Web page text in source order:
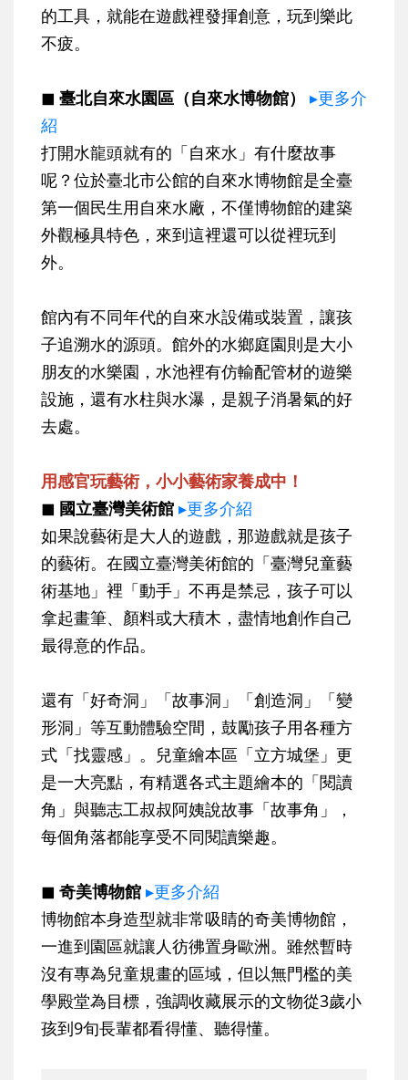
的工具，就能在遊戲裡發揮創意，玩到樂此
不疲。
◼ 臺北自來水園區（自來水博物館）
▸更多介
紹
打開水龍頭就有的「自來水」有什麼故事
呢？位於臺北市公館的自來水博物館是全臺
第一個民生用自來水廠，不僅博物館的建築
外觀極具特色，來到這裡還可以從裡玩到
外。
館內有不同年代的自來水設備或裝置，讓孩
子追溯水的源頭。館外的水鄉庭園則是大小
朋友的水樂園，水池裡有仿輸配管材的遊樂
設施，還有水柱與水瀑，是親子消暑氣的好
去處。
用感官玩藝術，小小藝術家養成中！
◼ 國立臺灣美術館 ▸更多介紹
如果說藝術是大人的遊戲，那遊戲就是孩子
的藝術。在國立臺灣美術館的「臺灣兒童藝
術基地」裡「動手」不再是禁忌，孩子可以
拿起畫筆、顏料或大積木，盡情地創作自己
最得意的作品。
還有「好奇洞」「故事洞」「創造洞」「變
形洞」等互動體驗空間，鼓勵孩子用各種方
式「找靈感」。兒童繪本區「立方城堡」更
是一大亮點，有精選各式主題繪本的「閱讀
角」與聽志工叔叔阿姨說故事「故事角」，
每個角落都能享受不同閱讀樂趣。
◼ 奇美博物館 ▸更多介紹
博物館本身造型就非常吸睛的奇美博物館，
一進到園區就讓人彷彿置身歐洲。雖然暫時
沒有專為兒童規畫的區域，但以無門檻的美
學殿堂為目標，強調收藏展示的文物從3歲小
孩到9旬長輩都看得懂、聽得懂。